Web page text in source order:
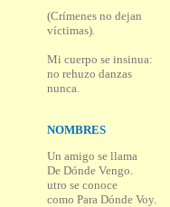
(Crímenes no dejan
víctimas).
Mi cuerpo se insinua:
no rehuzo danzas
nunca.
NOMBRES
Un amigo se llama
De Dónde Vengo.
utro se conoce
como Para Dónde Voy.